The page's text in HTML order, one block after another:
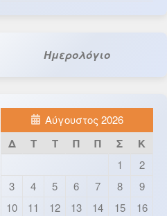
Ημερολόγιο
Αύγουστος 2026
Δ Τ Τ Π Π Σ Κ
1
2
3
4 5 6 7 8
9
10
11 12 13 14 15
16